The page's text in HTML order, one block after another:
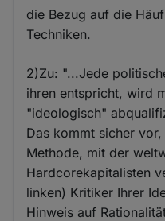
die Bezug auf die
Techniken.
2)Zu: "...Jede
ihren entspricht, wird
"ideologisch"
Das kommt sicher
Methode, mit der
Hardcorekapitalisten
linken) Kritiker Ihrer
Hinweis auf